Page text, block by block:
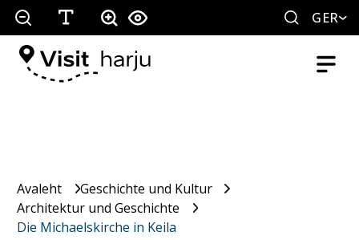
GER
Avaleht
Geschichte und Kultur
Architektur und Geschichte
Die Michaelskirche in Keila